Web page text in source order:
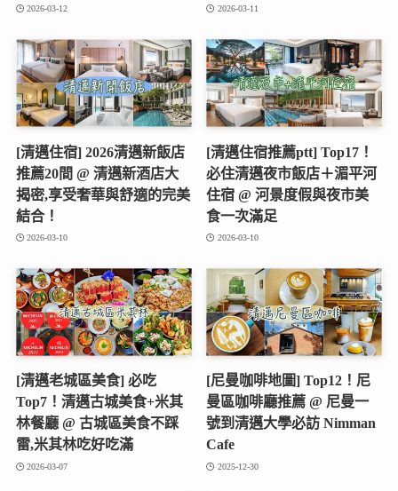
2026-03-12 2026-03-11
[清邁住宿] 2026清邁新飯店
推薦20間 @ 清邁新酒店大
揭密,享受奢華與舒適的完美
結合！
2026-03-10
[清邁住宿推薦ptt] Top17！
必住清邁夜市飯店＋湄平河
住宿 @ 河景度假與夜市美
食一次滿足
2026-03-10
[清邁老城區美食] 必吃
Top7！清邁古城美食+米其
林餐廳 @ 古城區美食不踩
雷,米其林吃好吃滿
2026-03-07
[尼曼咖啡地圖] Top12！尼
曼區咖啡廳推薦 @ 尼曼一
號到清邁大學必訪 Nimman
Cafe
2025-12-30